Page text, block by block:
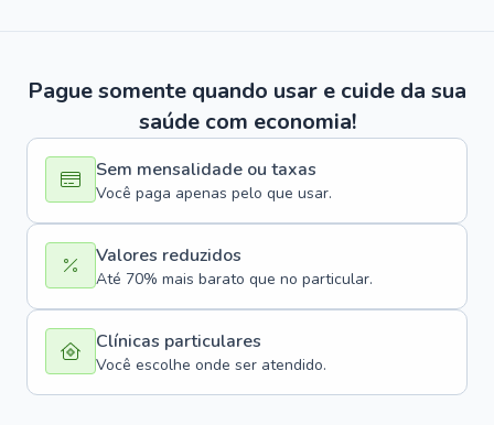
Pague somente quando usar e cuide da sua
saúde com economia!
Sem mensalidade ou taxas
Você paga apenas pelo que usar.
Valores reduzidos
Até 70% mais barato que no particular.
Clínicas particulares
Você escolhe onde ser atendido.